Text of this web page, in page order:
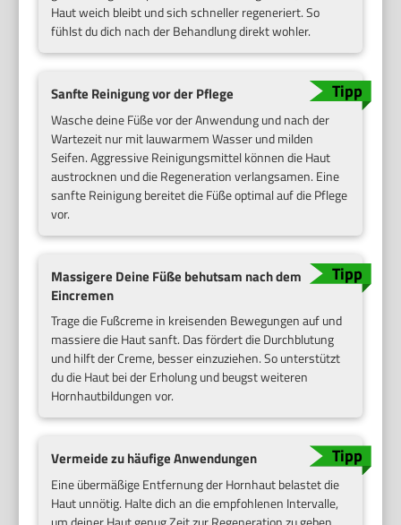
Haut weich bleibt und sich schneller regeneriert. So
fühlst du dich nach der Behandlung direkt wohler.
Sanfte Reinigung vor der Pflege
Wasche deine Füße vor der Anwendung und nach der
Wartezeit nur mit lauwarmem Wasser und milden
Seifen. Aggressive Reinigungsmittel können die Haut
austrocknen und die Regeneration verlangsamen. Eine
sanfte Reinigung bereitet die Füße optimal auf die Pflege
vor.
Mas­si­ge­re Deine Füße behutsam nach dem
Eincremen
Trage die Fußcreme in kreisenden Bewegungen auf und
massiere die Haut sanft. Das fördert die Durchblutung
und hilft der Creme, besser einzuziehen. So unterstützt
du die Haut bei der Erholung und beugst weiteren
Hornhautbildungen vor.
Vermeide zu häufige Anwendungen
Eine übermäßige Entfernung der Hornhaut belastet die
Haut unnötig. Halte dich an die empfohlenen Intervalle,